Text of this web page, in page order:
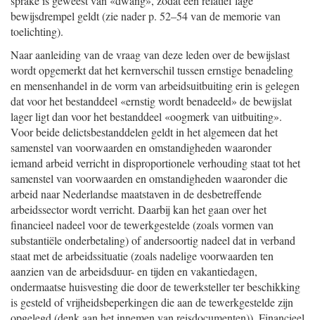
bewijsdrempel geldt (zie nader p. 52–54 van de memorie van
toelichting).
Naar aanleiding van de vraag van deze leden over de bewijslast
wordt opgemerkt dat het kernverschil tussen ernstige benadeling
en mensenhandel in de vorm van arbeidsuitbuiting erin is gelegen
dat voor het bestanddeel «ernstig wordt benadeeld» de bewijslat
lager ligt dan voor het bestanddeel «oogmerk van uitbuiting».
Voor beide delictsbestanddelen geldt in het algemeen dat het
samenstel van voorwaarden en omstandigheden waaronder
iemand arbeid verricht in disproportionele verhouding staat tot het
samenstel van voorwaarden en omstandigheden waaronder die
arbeid naar Nederlandse maatstaven in de desbetreffende
arbeidssector wordt verricht. Daarbij kan het gaan over het
financieel nadeel voor de tewerkgestelde (zoals vormen van
substantiële onderbetaling) of andersoortig nadeel dat in verband
staat met de arbeidssituatie (zoals nadelige voorwaarden ten
aanzien van de arbeidsduur- en tijden en vakantiedagen,
ondermaatse huisvesting die door de tewerksteller ter beschikking
is gesteld of vrijheidsbeperkingen die aan de tewerkgestelde zijn